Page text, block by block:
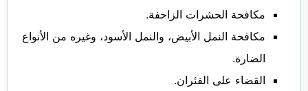
مكافحة الحشرات الزاحفة.
مكافحة النمل الأبيض، والنمل الأسود، وغيره من الأنواع
الضارة.
القضاء على الفئران.